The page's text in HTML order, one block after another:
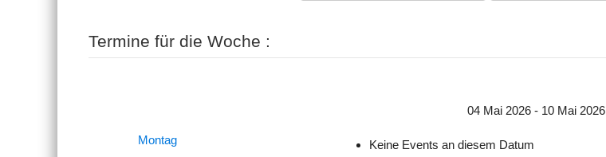
Termine für die Woche :
04 Mai 2026 - 10 Mai 2026
Montag
Keine Events an diesem Datum